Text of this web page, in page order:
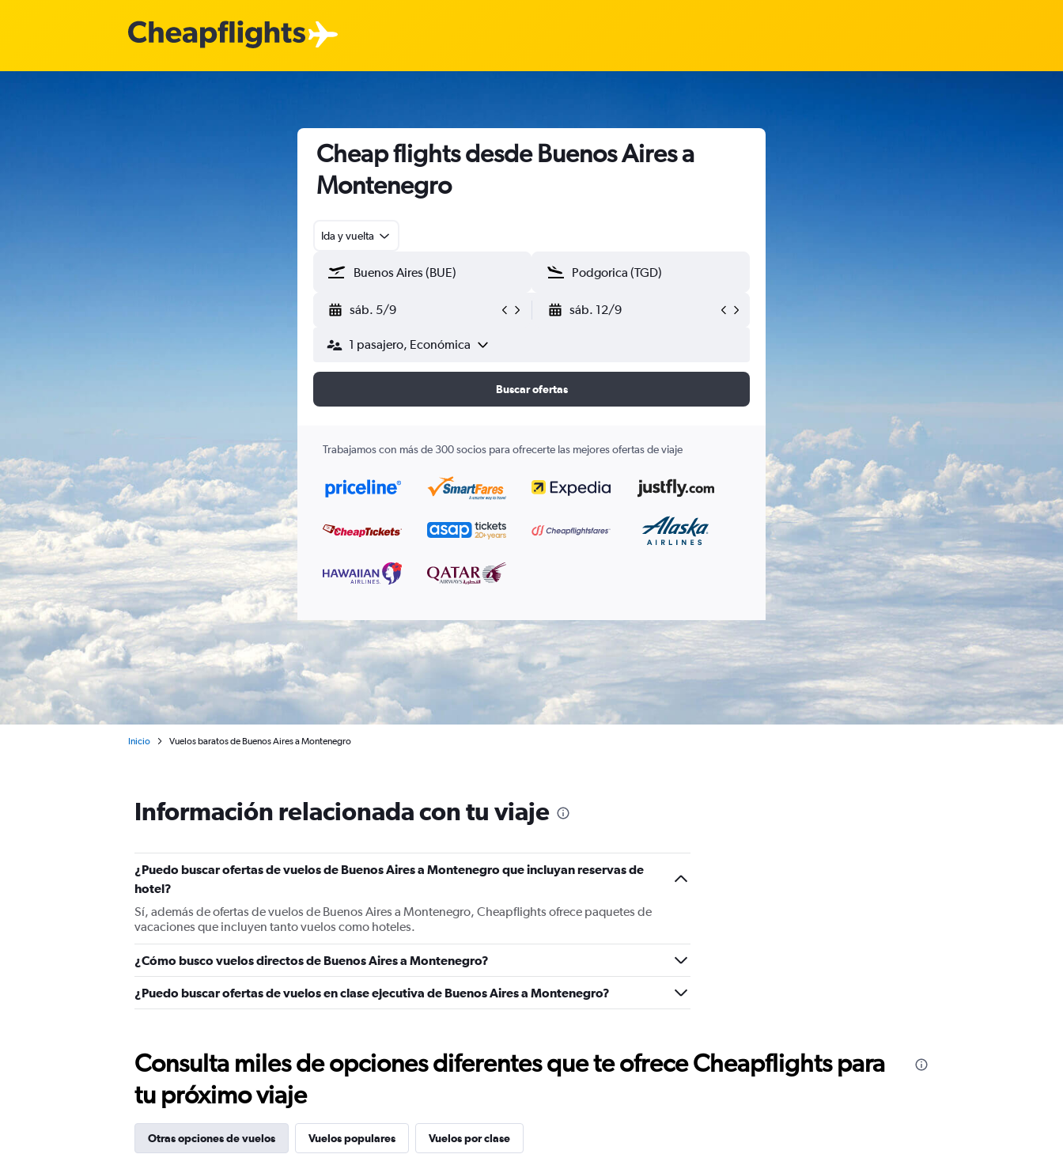
Cheap flights desde Buenos Aires a
Montenegro
Ida y vuelta
sáb. 5/9 sáb. 12/9
1 pasajero, Económica
Buscar ofertas
Trabajamos con más de 300 socios para ofrecerte las mejores ofertas de viaje
Inicio Vuelos baratos de Buenos Aires a Montenegro
Información relacionada con tu viaje
¿Puedo buscar ofertas de vuelos de Buenos Aires a Montenegro que incluyan reservas de
hotel?
Sí, además de ofertas de vuelos de Buenos Aires a Montenegro, Cheapflights ofrece paquetes de
vacaciones que incluyen tanto vuelos como hoteles.
¿Cómo busco vuelos directos de Buenos Aires a Montenegro?
¿Puedo buscar ofertas de vuelos en clase ejecutiva de Buenos Aires a Montenegro?
Consulta miles de opciones diferentes que te ofrece Cheapflights para
tu próximo viaje
Otras opciones de vuelos Vuelos populares Vuelos por clase